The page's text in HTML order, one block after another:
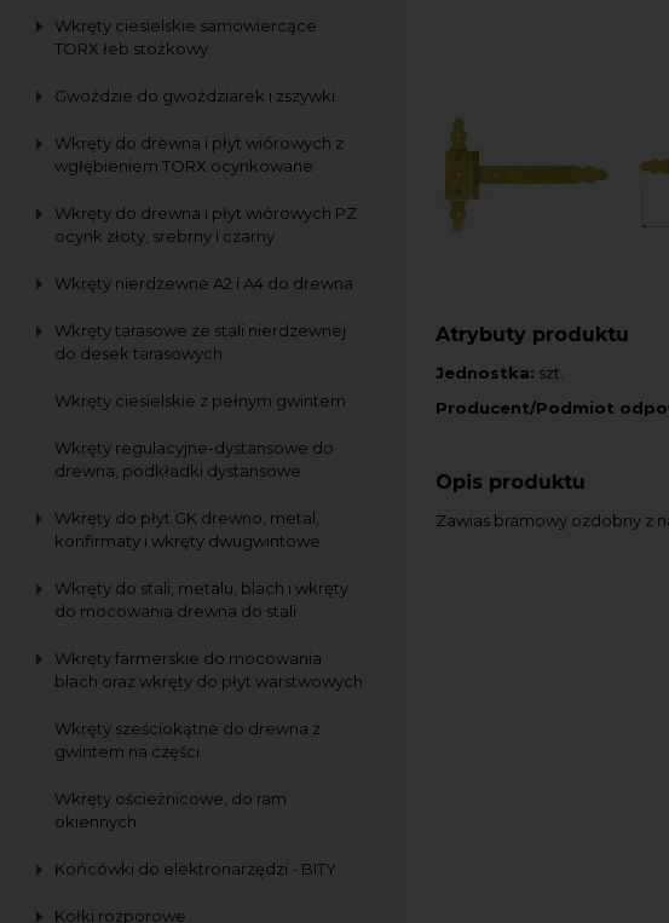
Wkręty ciesielskie samowiercące
TORX łeb stożkowy
Gwoździe do gwoździarek i zszywki
Wkręty do drewna i płyt wiórowych z
wgłębieniem TORX ocynkowane
Wkręty do drewna i płyt wiórowych PZ
ocynk złoty, srebrny i czarny
Wkręty nierdzewne A2 i A4 do drewna
Wkręty tarasowe ze stali nierdzewnej
do desek tarasowych
Wkręty ciesielskie z pełnym gwintem
Wkręty regulacyjne-dystansowe do
drewna, podkładki dystansowe
Wkręty do płyt GK drewno, metal,
konfirmaty i wkręty dwugwintowe
Wkręty do stali, metalu, blach i wkręty
do mocowania drewna do stali
Wkręty farmerskie do mocowania
blach oraz wkręty do płyt warstwowych
Wkręty sześciokątne do drewna z
gwintem na części
Wkręty ościeżnicowe, do ram
okiennych
Końcówki do elektronarzędzi - BITY
Kołki rozporowe
Atrybuty produktu
Jednostka: szt.
Producent/Podmiot
Opis produktu
Zawias bramowy ozdobny z